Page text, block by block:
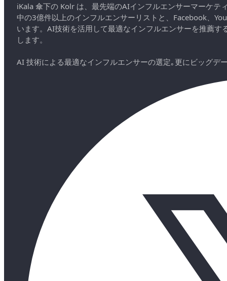
iKala 傘下の Kolr は、最先端のAIインフルエンサーマーケ
中の3億件以上のインフルエンサーリストと、Facebook、
います。AI技術を活用して最適なインフルエンサーを推薦
します。
AI 技術による最適なインフルエンサーの選定｡更にビッグデ